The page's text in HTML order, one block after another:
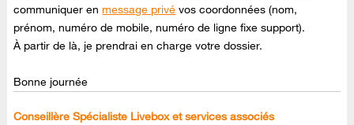
communiquer enmessage privé vos coordonnées (nom,
prénom, numéro de mobile, numéro de ligne fixe support).
À partir de là, je prendrai en charge votre dossier.
Bonne journée
Conseillère Spécialiste Livebox et services associés